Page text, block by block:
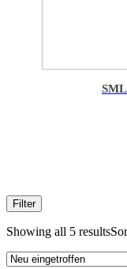
SML
Filter
Showing all 5 results